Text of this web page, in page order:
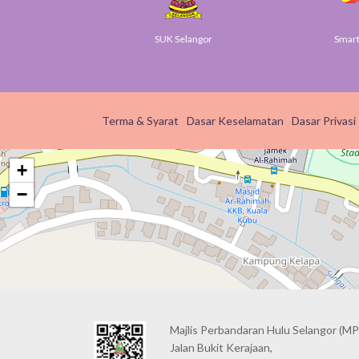
SUK Selangor Smart
Terma & Syarat Dasar Keselamatan Dasar Privasi
+
−
Majlis Perbandaran Hulu Selangor
Jalan Bukit Kerajaan,